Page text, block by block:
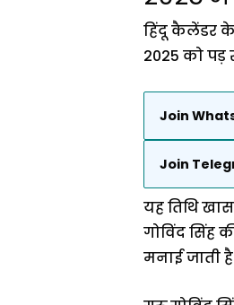
हिंदू कैलेंडर
2025 को पड़
Join
Join
यह तिथि
गोविंद सिंह
मनाई जाती